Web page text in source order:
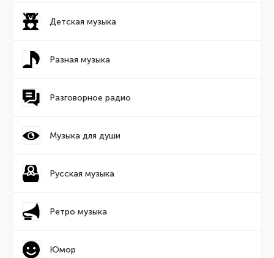
Детская музыка
Разная музыка
Разговорное радио
Музыка для души
Русская музыка
Ретро музыка
Юмор